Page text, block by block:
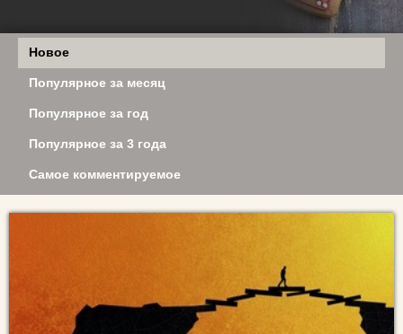
Новое
Популярное за месяц
Популярное за год
Популярное за 3 года
Самое комментируемое